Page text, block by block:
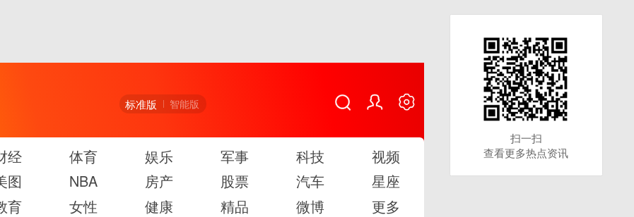
标准版 智能版
经 体育 娱乐 军事 科技
视频
图 NBA 房产 股票 汽车
星座
育 女性 健康 精品 微博 更多
扫一扫
查看更多热点资讯
扫一扫
查看更多热点资讯